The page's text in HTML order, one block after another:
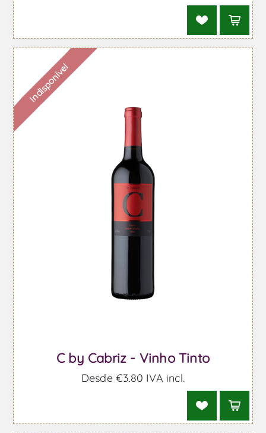
Indisponível
C by Cabriz - Vinho Tinto
Desde €3,80 IVA incl.